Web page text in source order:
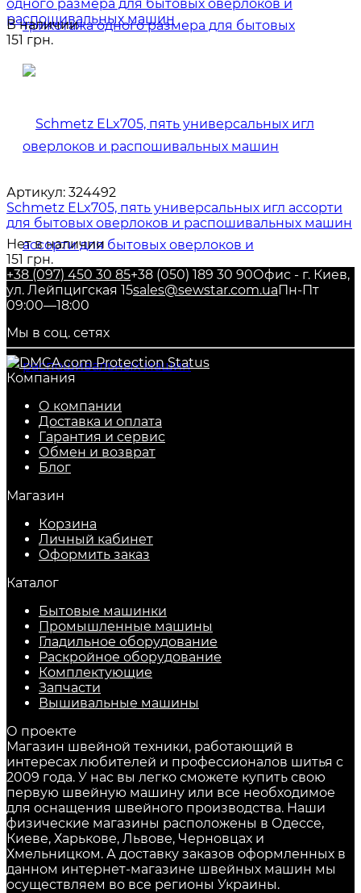
одного размера для бытовых оверлоков и
распошивальных машин
В наличии
151 грн.
Артикул: 324492
Schmetz ELx705, пять универсальных игл ассорти
для бытовых оверлоков и распошивальных машин
Нет в наличии
151 грн.
+38 (097) 450 30 85+38 (050) 189 30 90Офис - г. Киев,
ул. Лейпцигская 15sales@sewstar.com.uaПн-Пт
09:00—18:00
Мы в соц. сетях
Компания
О компании
Доставка и оплата
Гарантия и сервис
Обмен и возврат
Блог
Магазин
Корзина
Личный кабинет
Оформить заказ
Каталог
Бытовые машинки
Промышленные машины
Гладильное оборудование
Раскройное оборудование
Комплектующие
Запчасти
Вышивальные машины
О проекте
Магазин швейной техники, работающий в
интересах любителей и профессионалов шитья с
2009 года. У нас вы легко сможете купить свою
первую швейную машину или все необходимое
для оснащения швейного производства. Наши
физические магазины расположены в Одессе,
Киеве, Харькове, Львове, Черновцах и
Хмельницком. А доставку заказов оформленных в
данном интернет-магазине швейных машин мы
осуществляем во все регионы Украины.